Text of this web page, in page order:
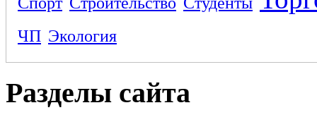
ЧП Экология
Разделы сайта